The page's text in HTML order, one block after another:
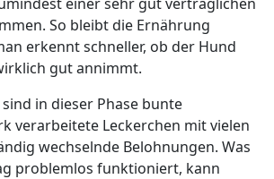
So bleibt die Ernährung
erkennt schneller, ob der Hund
gut annimmt.
in dieser Phase bunte
verarbeitete Leckerchen mit vielen
wechselnde Belohnungen. Was
problemlos funktioniert, kann